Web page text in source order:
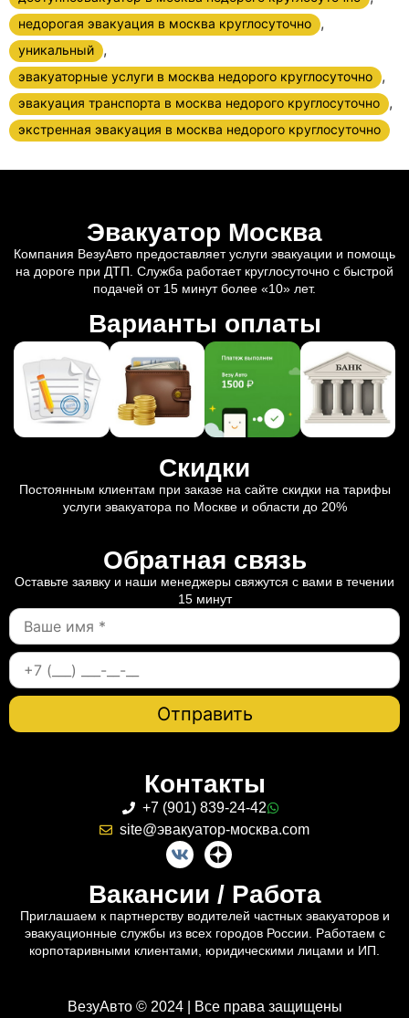
недорогая эвакуация в москва круглосуточно ,
уникальный ,
эвакуаторные услуги в москва недорого круглосуточно ,
эвакуация транспорта в москва недорого круглосуточно ,
экстренная эвакуация в москва недорого круглосуточно
Эвакуатор Москва
Компания ВезуАвто предоставляет услуги эвакуации и помощь
на дороге при ДТП. Служба работает круглосуточно с быстрой
подачей от 15 минут более «10» лет.
Варианты оплаты
Скидки
Постоянным клиентам при заказе на сайте скидки на тарифы
услуги эвакуатора по Москве и области до 20%
Обратная связь
Оставьте заявку и наши менеджеры свяжутся с вами в течении
15 минут
Контакты
+7 (901) 839-24-42
site@эвакуатор-москва.com
Вакансии / Работа
Приглашаем к партнерству водителей частных эвакуаторов и
эвакуационные службы из всех городов России. Работаем с
корпотаривными клиентами, юридическими лицами и ИП.
ВезуАвто © 2024 | Все права защищены